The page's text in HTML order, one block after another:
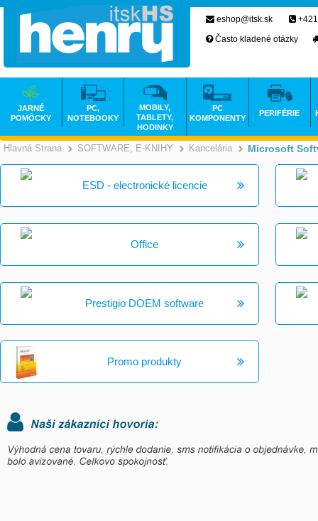
Hlavná Strana >
SOFTWARE, E-KNIHY >
Kancelária Microsoft
ESD - electronické licencie
Office
Prestigio DOEM software
Promo produkty
eshop@itsk.sk
Často kladené otázky
JARNÉ
POMÔCKY
PC,
NOTEBOOKY
MOBILY,
TABLETY,
HODINKY
PC
KOMPONENTY
PERIFÉRIE